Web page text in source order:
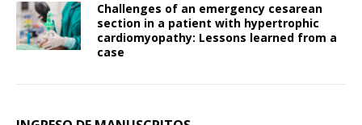
Challenges of an emergency cesarean
section in a patient with hypertrophic
cardiomyopathy: Lessons learned from a
case